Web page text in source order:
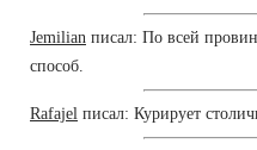
Jemilian писал: По всей
способ.
Rafajel писал: Курирует